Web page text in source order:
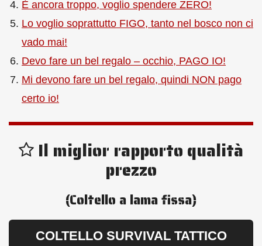
È ancora troppo, voglio spendere ZERO!
Lo voglio soprattutto FIGO, tanto nel bosco non ci
vado mai!
Devo fare un bel regalo – occhio, PAGO IO!
Mi devono fare un bel regalo, quindi NON pago
certo io!
Il miglior rapporto qualità
prezzo
(Coltello a lama fissa)
COLTELLO SURVIVAL TATTICO